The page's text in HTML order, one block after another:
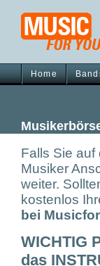
Home
Falls Sie auf
Musiker
weiter.
kostenlos
bei
WICHTIG
das